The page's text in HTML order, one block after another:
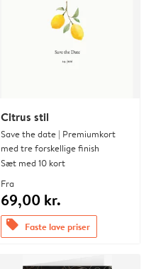
Citrus stil
Save the date | Premiumkort
med tre forskellige finish
Sæt med 10 kort
Fra
69,00 kr.
offers Faste lave priser